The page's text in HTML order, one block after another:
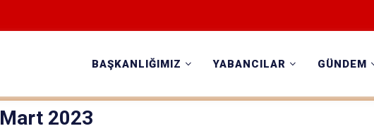
BAŞKANLIĞIMIZ YABANCILAR GÜNDEM
Mart 2023